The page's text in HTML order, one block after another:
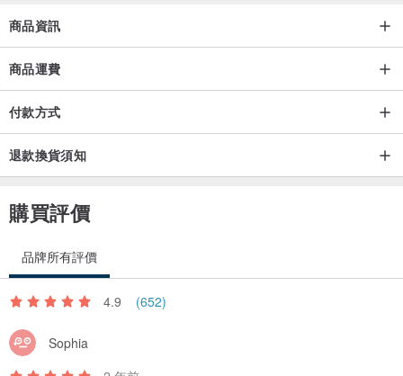
商品資訊
商品運費
付款方式
退款換貨須知
購買評價
品牌所有評價
4.9 (652)
Sophia